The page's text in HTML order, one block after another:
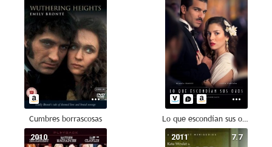
Cumbres borrascosas Lo que escondían sus ojos
--
2010 7.7
2011